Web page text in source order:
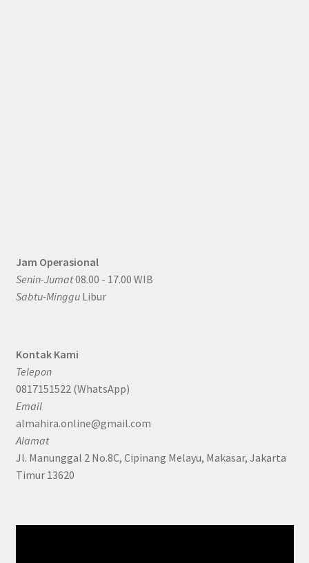
Jam Operasional
Senin-Jumat08.00 - 17.00 WIB
Sabtu-MingguLibur
Kontak Kami
Telepon
0817151522 (WhatsApp)
Email
almahira.online@gmail.com
Alamat
Jl. Manunggal 2 No.8C, Cipinang Melayu, Makasar, Jakarta
Timur 13620